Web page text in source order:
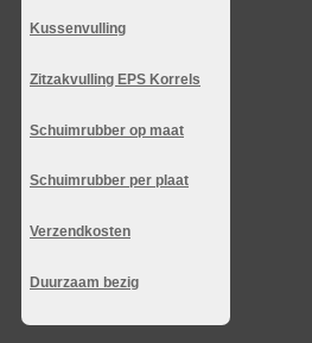
Kussenvulling
Zitzakvulling EPS Korrels
Schuimrubber op maat
Schuimrubber per plaat
Verzendkosten
Duurzaam bezig